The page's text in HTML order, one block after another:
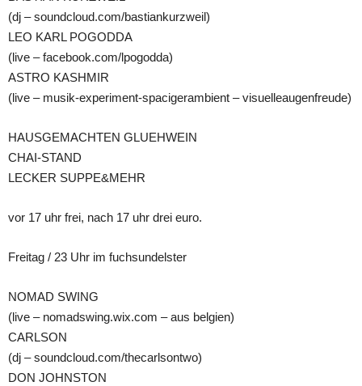
(dj – soundcloud.com/bastiankurzweil)
LEO KARL POGODDA
(live – facebook.com/lpogodda)
ASTRO KASHMIR
(live – musik-experiment-spacigerambient – visuelleaugenfreude)
HAUSGEMACHTEN GLUEHWEIN
CHAI-STAND
LECKER SUPPE&MEHR
vor 17 uhr frei, nach 17 uhr drei euro.
Freitag / 23 Uhr im fuchsundelster
NOMAD SWING
(live – nomadswing.wix.com – aus belgien)
CARLSON
(dj – soundcloud.com/thecarlsontwo)
DON JOHNSTON